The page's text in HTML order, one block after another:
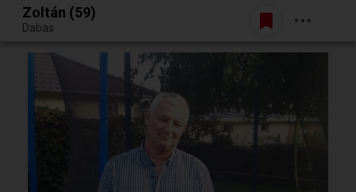
Egy jó randiból bármi lehet.
Belépés
Zoltán (59)
Dabas